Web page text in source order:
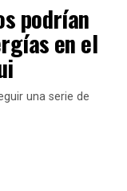
podrían
en el
una serie de